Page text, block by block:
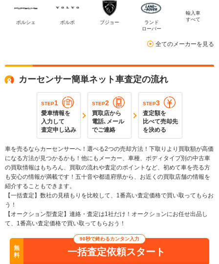
ポルシェ ボルボ プジョー
ランド
ローバー
輸入車
すべて
全てのメーカーを見る
カーセンサー簡単ネット車査定の流れ
STEP1
愛車情報を
入力して
査定申し込み
STEP2
買取店から
電話､メール
でご連絡
STEP3
査定額を
比べて売却先
を決める
車を売るならカーセンサーへ！選べる2つの売却方法！下取りより買取額が高価
になる方法が見つかるかも！他にもメーカー、車種、ボディタイプ別の中古車
の買取情報はもちろん、買取の流れや査定のポイントなど、初めて車を売る方
も安心の情報が満載です！五十音や都道府県から、お近くの買取店舗の情報を
紹介することもできます。
【一括査定】数社の見積もりを比較して、1番高い査定価格で買い取ってもらお
う！
【オークション型査定】連絡・査定は1社だけ！オークションにお任せ出品し
て、1番高い査定価格で買い取ってもらおう！
無
料
90秒で終わるカンタン入力
一括査定依頼スタート